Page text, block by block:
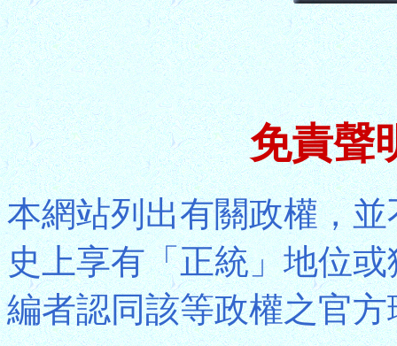
免責聲
本網站列出有關政權，
史上享有「正統」地位
編者認同該等政權之官方